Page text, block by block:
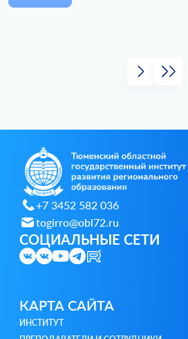
+7 3452 582 036
togirro@obl72.ru
СОЦИАЛЬНЫЕ СЕТИ
КАРТА САЙТА
ИНСТИТУТ